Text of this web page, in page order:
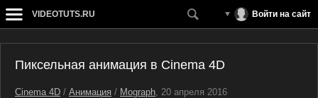
VIDEOTUTS.RU Войти на сайт
Пиксельная анимация в Cinema 4D
Cinema 4D / Анимация / Mograph, 20 апреля 2016